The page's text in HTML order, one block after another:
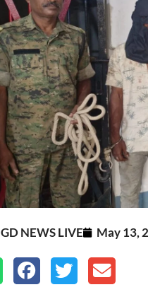
GD NEWS LIVE May 13,